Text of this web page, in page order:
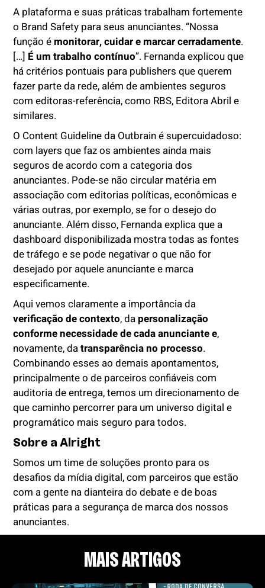
A plataforma e suas práticas trabalham fortemente
o Brand Safety para seus anunciantes. “Nossa
função é monitorar, cuidar e marcar cerradamente.
[…] É um trabalho contínuo”. Fernanda explicou que
há critérios pontuais para publishers que querem
fazer parte da rede, além de ambientes seguros
com editoras-referência, como RBS, Editora Abril e
similares.
O Content Guideline da Outbrain é supercuidadoso:
com layers que faz os ambientes ainda mais
seguros de acordo com a categoria dos
anunciantes. Pode-se não circular matéria em
associação com editorias políticas, econômicas e
várias outras, por exemplo, se for o desejo do
anunciante. Além disso, Fernanda explica que a
dashboard disponibilizada mostra todas as fontes
de tráfego e se pode negativar o que não for
desejado por aquele anunciante e marca
especificamente.
Aqui vemos claramente a importância da
verificação de contexto, da personalização
conforme necessidade de cada anunciante e,
novamente, datransparência no processo.
Combinando esses ao demais apontamentos,
principalmente o de parceiros confiáveis com
auditoria de entrega, temos um direcionamento de
que caminho percorrer para um universo digital e
programático mais seguro para todos.
Sobre a Alright
Somos um time de soluções pronto para os
desafios da mídia digital, com parceiros que estão
com a gente na dianteira do debate e de boas
práticas para a segurança de marca dos nossos
anunciantes.
MAIS ARTIGOS